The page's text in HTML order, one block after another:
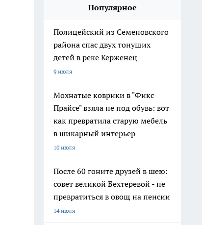
Популярное
Полицейский из Семеновского
района спас двух тонущих
детей в реке Керженец
9 июля
Мохнатые коврики в "Фикс
Прайсе" взяла не под обувь: вот
как превратила старую мебель
в шикарный интерьер
10 июля
После 60 гоните друзей в шею:
совет великой Бехтеревой - не
превратиться в овощ на пенсии
14 июля